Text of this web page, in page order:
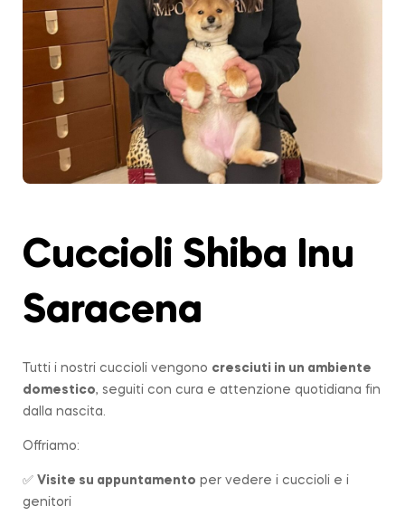
Cuccioli Shiba Inu
Saracena
Tutti i nostri cuccioli vengono cresciuti in un ambiente
domestico, seguiti con cura e attenzione quotidiana fin
dalla nascita.
Offriamo:
✅ Visite su appuntamento per vedere i cuccioli e i
genitori